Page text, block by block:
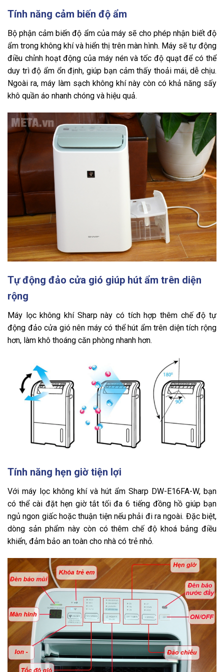
Tính năng cảm biến độ ẩm
Bộ phận cảm biến độ ẩm của máy sẽ cho phép nhận biết độ
ẩm trong không khí và hiển thị trên màn hình. Máy sẽ tự động
điều chỉnh hoạt động của máy nén và tốc độ quạt để có thể
duy trì độ ẩm ổn định, giúp bạn cảm thấy thoải mái, dễ chịu.
Ngoài ra, máy làm sạch không khí này còn có khả năng sấy
khô quần áo nhanh chóng và hiệu quả.
Tự động đảo cửa gió giúp hút ẩm trên diện
rộng
Máy lọc không khí Sharp này có tích hợp thêm chế độ tự
động đảo cửa gió nên máy có thể hút ẩm trên diện tích rộng
hơn, làm khô thoáng căn phòng nhanh hơn.
Tính năng hẹn giờ tiện lợi
Với máy lọc không khí và hút ẩm Sharp DW-E16FA-W, bạn
có thể cài đặt hẹn giờ tắt tối đa 6 tiếng đồng hồ giúp bạn
ngủ ngon giấc hoặc thuận tiện nếu phải đi ra ngoài. Đặc biệt,
dòng sản phẩm này còn có thêm chế độ khoá bảng điều
khiển, đảm bảo an toàn cho nhà có trẻ nhỏ.